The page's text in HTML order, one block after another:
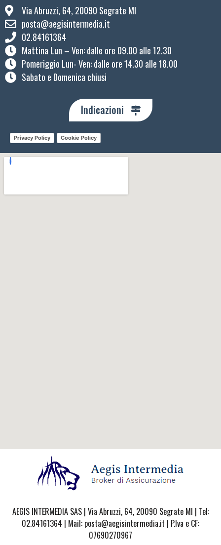
Via Abruzzi, 64, 20090 Segrate MI
posta@aegisintermedia.it
02.84161364
Mattina Lun – Ven: ​dalle ore 09.00 alle 12.30
Pomeriggio Lun- Ven: dalle ore 14.30 alle 18.00
Sabato e Domenica chiusi
Indicazioni
Privacy Policy Cookie Policy
AEGIS INTERMEDIA SAS | Via Abruzzi, 64, 20090 Segrate MI | Tel:
02.84161364 | Mail: posta@aegisintermedia.it | P.Iva e CF:
07690270967